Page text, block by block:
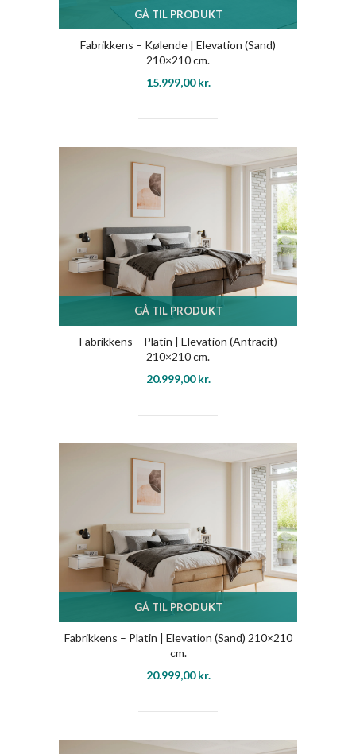
GÅ TIL PRODUKT
Fabrikkens – Kølende | Elevation (Sand)
210×210 cm.
15.999,00kr.
GÅ TIL PRODUKT
Fabrikkens – Platin | Elevation (Antracit)
210×210 cm.
20.999,00kr.
GÅ TIL PRODUKT
Fabrikkens – Platin | Elevation (Sand) 210×210
cm.
20.999,00kr.